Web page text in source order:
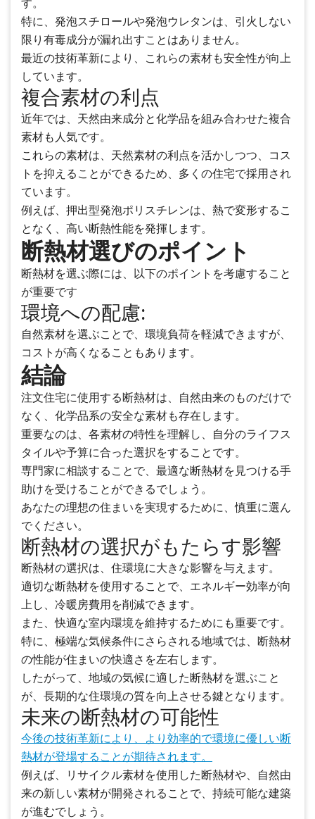
す。
特に、発泡スチロールや発泡ウレタンは、引火しない
限り有毒成分が漏れ出すことはありません。
最近の技術革新により、これらの素材も安全性が向上
しています。
複合素材の利点
近年では、天然由来成分と化学品を組み合わせた複合
素材も人気です。
これらの素材は、天然素材の利点を活かしつつ、コス
トを抑えることができるため、多くの住宅で採用され
ています。
例えば、押出型発泡ポリスチレンは、熱で変形するこ
となく、高い断熱性能を発揮します。
断熱材選びのポイント
断熱材を選ぶ際には、以下のポイントを考慮すること
が重要です
環境への配慮:
自然素材を選ぶことで、環境負荷を軽減できますが、
コストが高くなることもあります。
結論
注文住宅に使用する断熱材は、自然由来のものだけで
なく、化学品系の安全な素材も存在します。
重要なのは、各素材の特性を理解し、自分のライフス
タイルや予算に合った選択をすることです。
専門家に相談することで、最適な断熱材を見つける手
助けを受けることができるでしょう。
あなたの理想の住まいを実現するために、慎重に選ん
でください。
断熱材の選択がもたらす影響
断熱材の選択は、住環境に大きな影響を与えます。
適切な断熱材を使用することで、エネルギー効率が向
上し、冷暖房費用を削減できます。
また、快適な室内環境を維持するためにも重要です。
特に、極端な気候条件にさらされる地域では、断熱材
の性能が住まいの快適さを左右します。
したがって、地域の気候に適した断熱材を選ぶこと
が、長期的な住環境の質を向上させる鍵となります。
未来の断熱材の可能性
今後の技術革新により、より効率的で環境に優しい断
熱材が登場することが期待されます。
例えば、リサイクル素材を使用した断熱材や、自然由
来の新しい素材が開発されることで、持続可能な建築
が進むでしょう。